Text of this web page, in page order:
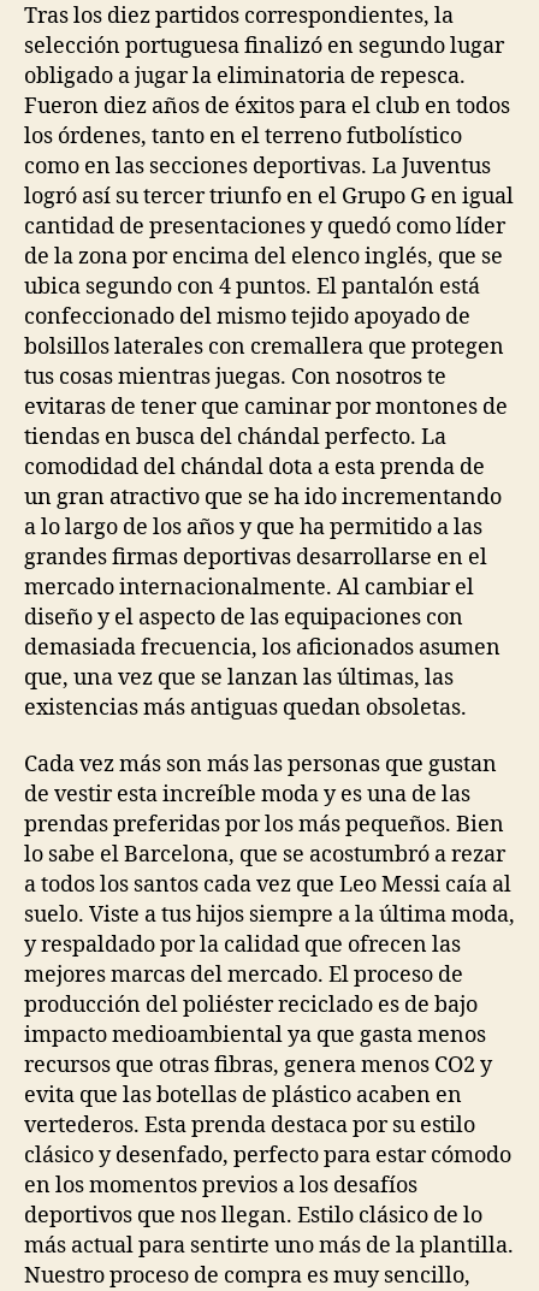
Tras los diez partidos correspondientes, la
selección portuguesa finalizó en segundo lugar
obligado a jugar la eliminatoria de repesca.
Fueron diez años de éxitos para el club en todos
los órdenes, tanto en el terreno futbolístico
como en las secciones deportivas. La Juventus
logró así su tercer triunfo en el Grupo G en igual
cantidad de presentaciones y quedó como líder
de la zona por encima del elenco inglés, que se
ubica segundo con 4 puntos. El pantalón está
confeccionado del mismo tejido apoyado de
bolsillos laterales con cremallera que protegen
tus cosas mientras juegas. Con nosotros te
evitaras de tener que caminar por montones de
tiendas en busca del chándal perfecto. La
comodidad del chándal dota a esta prenda de
un gran atractivo que se ha ido incrementando
a lo largo de los años y que ha permitido a las
grandes firmas deportivas desarrollarse en el
mercado internacionalmente. Al cambiar el
diseño y el aspecto de las equipaciones con
demasiada frecuencia, los aficionados asumen
que, una vez que se lanzan las últimas, las
existencias más antiguas quedan obsoletas.
Cada vez más son más las personas que gustan
de vestir esta increíble moda y es una de las
prendas preferidas por los más pequeños. Bien
lo sabe el Barcelona, que se acostumbró a rezar
a todos los santos cada vez que Leo Messi caía al
suelo. Viste a tus hijos siempre a la última moda,
y respaldado por la calidad que ofrecen las
mejores marcas del mercado. El proceso de
producción del poliéster reciclado es de bajo
impacto medioambiental ya que gasta menos
recursos que otras fibras, genera menos CO2 y
evita que las botellas de plástico acaben en
vertederos. Esta prenda destaca por su estilo
clásico y desenfado, perfecto para estar cómodo
en los momentos previos a los desafíos
deportivos que nos llegan. Estilo clásico de lo
más actual para sentirte uno más de la plantilla.
Nuestro proceso de compra es muy sencillo,